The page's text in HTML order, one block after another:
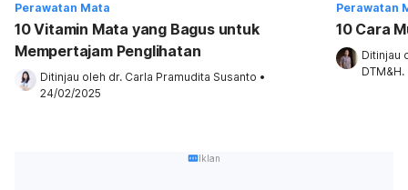
Perawatan Mata
10 Vitamin Mata yang Bagus untuk
Mempertajam Penglihatan
Ditinjau oleh dr. Carla Pramudita Susanto •
24/02/2025
Perawatan
10 Cara
Ditinjau
DTM&H.
Iklan